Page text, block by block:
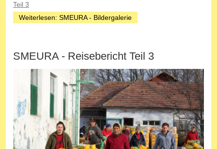
Teil 3
Weiterlesen: SMEURA - Bildergalerie
SMEURA - Reisebericht Teil 3